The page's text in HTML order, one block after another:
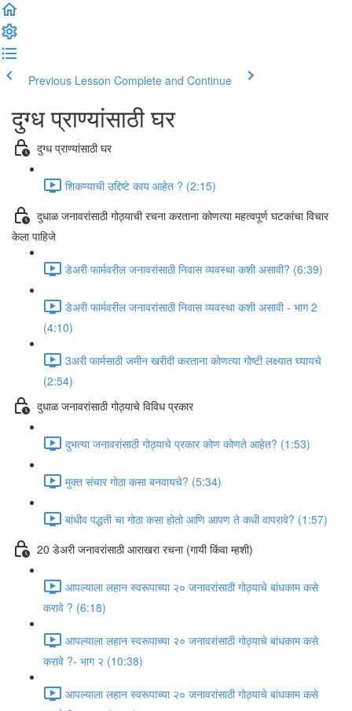
Previous Lesson Complete and Continue
दुग्ध प्राण्यांसाठी घर
दुग्ध प्राण्यांसाठी घर
शिकण्याची उद्दिष्टे काय आहेत ? (2:15)
दुधाळ जनावरांसाठी गोठ्याची रचना करताना कोणत्या महत्वपूर्ण घटकांचा विचार
केला पाहिजे
डेअरी फार्मवरील जनावरांसाठी निवास व्यवस्था कशी असावी? (6:39)
डेअरी फार्मवरील जनावरांसाठी निवास व्यवस्था कशी असावी - भाग 2
(4:10)
3अरी फार्मसाठी जमीन खरीदी करताना कोणत्या गोष्टी लक्ष्यात घ्यायचे
(2:54)
दुधाळ जनावरांसाठी गोठ्याचे विविध प्रकार
दुभत्या जनावरांसाठी गोठ्याचे प्रकार कोण कोणते आहेत? (1:53)
मुक्त संचार गोठा कसा बनवायचे? (5:34)
बांधीव पद्धती चा गोठा कसा होतो आणि आपण ते कधी वापरावे? (1:57)
20 डेअरी जनावरांसाठी आराखरा रचना (गायी किंवा म्हशी)
आपल्याला लहान स्वरूपाच्या २० जनावरांसाठी गोठ्याचे बांधकाम कसे
करावे ? (6:18)
आपल्याला लहान स्वरूपाच्या २० जनावरांसाठी गोठ्याचे बांधकाम कसे
करावे ?- भाग २ (10:38)
आपल्याला लहान स्वरूपाच्या २० जनावरांसाठी गोठ्याचे बांधकाम कसे